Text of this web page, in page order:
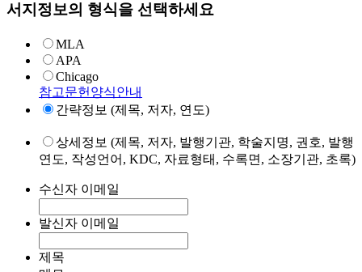
서지정보의 형식을 선택하세요
MLA
APA
Chicago
참고문헌양식안내
간략정보 (제목, 저자, 연도)
상세정보 (제목, 저자, 발행기관, 학술지명, 권호, 발행
연도, 작성언어, KDC, 자료형태, 수록면, 소장기관, 초록)
수신자 이메일
발신자 이메일
제목